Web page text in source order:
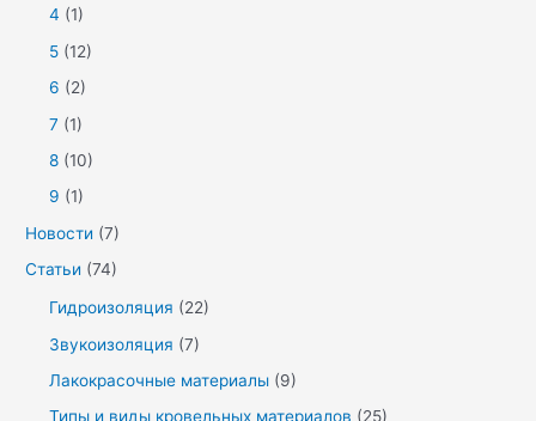
4 (1)
5 (12)
6 (2)
7 (1)
8 (10)
9 (1)
Новости (7)
Статьи (74)
Гидроизоляция (22)
Звукоизоляция (7)
Лакокрасочные материалы (9)
Типы и виды кровельных материалов (25)